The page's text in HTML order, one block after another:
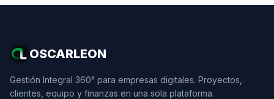
OSCARLEON
Gestión Integral 360° para empresas digitales. Proyectos,
clientes, equipo y finanzas en una sola plataforma.